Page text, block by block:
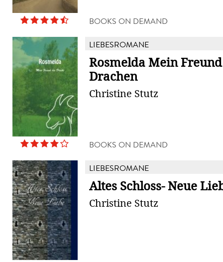
BOOKS ON DEMAND
LIEBESROMANE
Rosmelda Mein
Drachen
Christine Stutz
BOOKS ON DEMAND
LIEBESROMANE
Altes Schloss- Neue
Christine Stutz